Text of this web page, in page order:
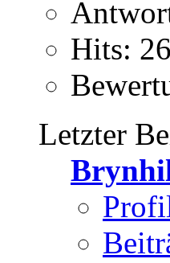
Hits:
Letzter